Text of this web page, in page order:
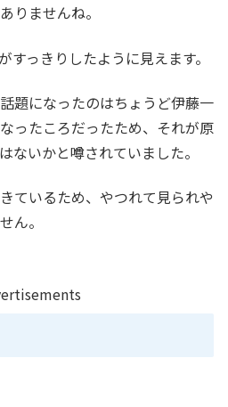
りませんね。
すっきりしたように見えます。
題になったのはちょうど伊藤一
ったころだったため、それが原
ないかと噂されていました。
ているため、やつれて見られや
ん。